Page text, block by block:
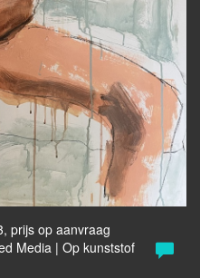
prijs op aanvraag
Media | Op kunststof